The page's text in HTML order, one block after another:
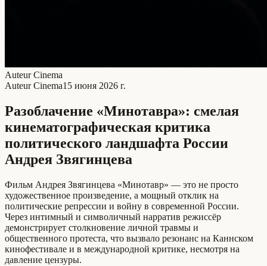
Auteur Cinema
Auteur Cinema15 июня 2026 г.
Разоблачение «Минотавра»: смелая
кинематографическая критика
политического ландшафта России
Андрея Звягинцева
Фильм Андрея Звягинцева «Минотавр» — это не просто
художественное произведение, а мощный отклик на
политические репрессии и войну в современной России.
Через интимный и символичный нарратив режиссёр
демонстрирует столкновение личной травмы и
общественного протеста, что вызвало резонанс на Каннском
кинофестивале и в международной критике, несмотря на
давление цензуры.